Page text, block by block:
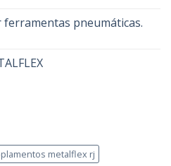
ferramentas pneumáticas.
metalflex rj